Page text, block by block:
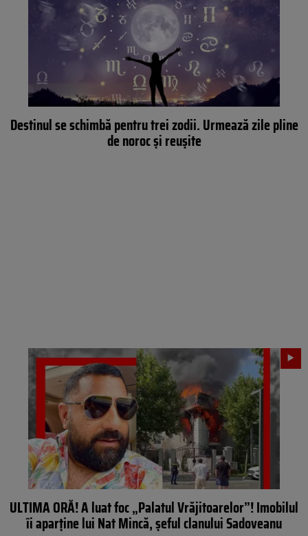
Destinul se schimbă pentru trei zodii. Urmează zile pline
de noroc și reușite
ULTIMA ORĂ! A luat foc „Palatul Vrăjitoarelor”! Imobilul
îi aparține lui Nat Mincă, șeful clanului Sadoveanu